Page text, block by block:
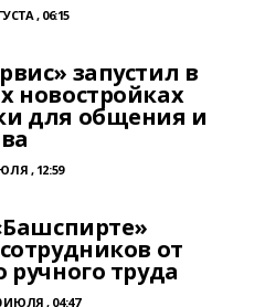
, 06:15
запустил в
новостройках
для общения и
, 12:59
от
ручного труда
ИЮЛЯ , 04:47